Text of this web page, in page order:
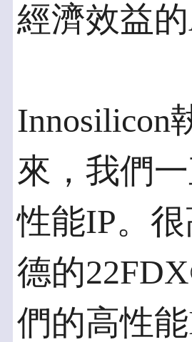
經濟效益
Innosilicon
來，我們
性能IP。
德的
們的高性